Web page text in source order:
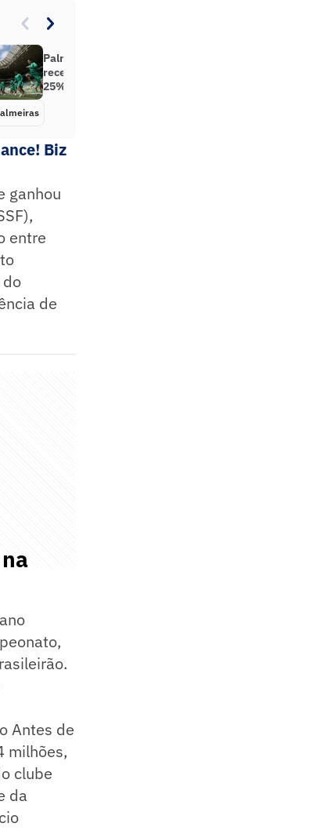
Palmeiras chega a R$ 1,6 bilhão de
receitas, mas aumenta dívida em
25%
Biz
ganhou
entre
de
Antes de
milhões,
clube
da